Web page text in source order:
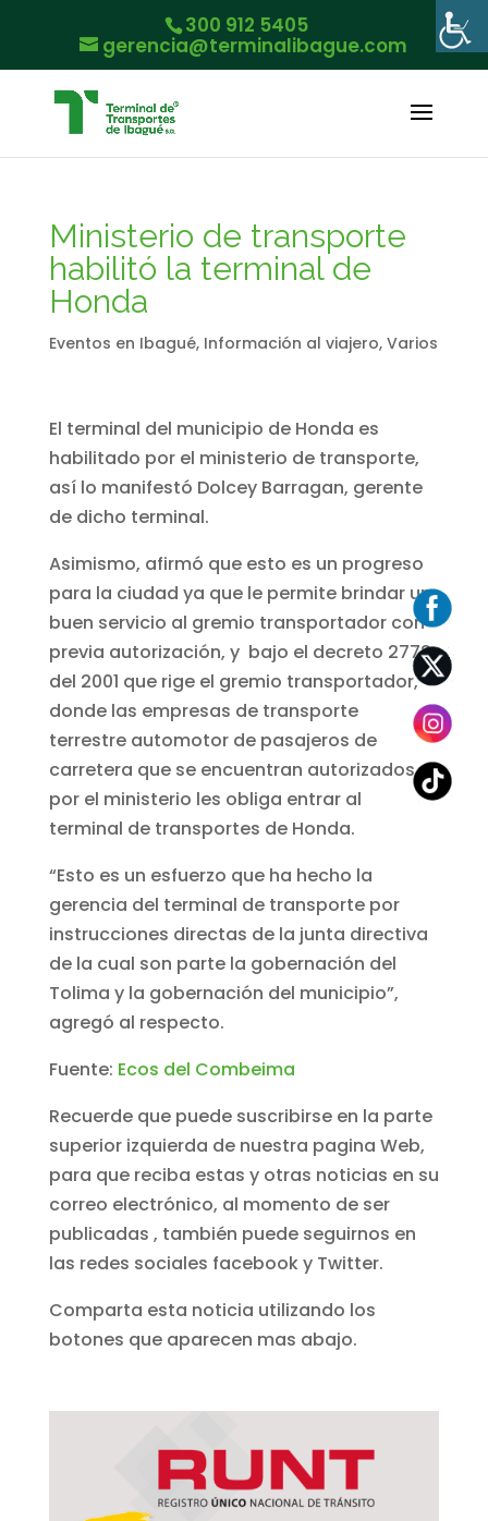
300 912 5405
gerencia@terminalibague.com
Ministerio de transporte
habilitó la terminal de
Honda
Eventos en Ibagué, Información al viajero, Varios
El terminal del municipio de Honda es
habilitado por el ministerio de transporte,
así lo manifestó Dolcey Barragan, gerente
de dicho terminal.
Asimismo, afirmó que esto es un progreso
para la ciudad ya que le permite brindar un
buen servicio al gremio transportador con
previa autorización, y bajo el decreto 2772
del 2001 que rige el gremio transportador,
donde las empresas de transporte
terrestre automotor de pasajeros de
carretera que se encuentran autorizados
por el ministerio les obliga entrar al
terminal de transportes de Honda.
“Esto es un esfuerzo que ha hecho la
gerencia del terminal de transporte por
instrucciones directas de la junta directiva
de la cual son parte la gobernación del
Tolima y la gobernación del municipio”,
agregó al respecto.
Fuente: Ecos del Combeima
Recuerde que puede suscribirse en la parte
superior izquierda de nuestra pagina Web,
para que reciba estas y otras noticias en su
correo electrónico, al momento de ser
publicadas , también puede seguirnos en
las redes sociales facebook y Twitter.
Comparta esta noticia utilizando los
botones que aparecen mas abajo.